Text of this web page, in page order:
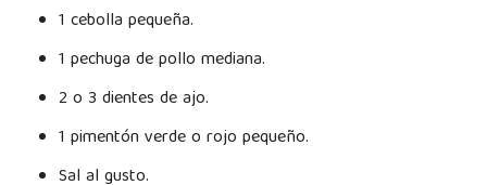
1 cebolla pequeña.
1 pechuga de pollo mediana.
2 o 3 dientes de ajo.
1 pimentón verde o rojo pequeño.
Sal al gusto.